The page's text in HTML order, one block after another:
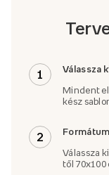
1 Válassza
Mindent
kész
2
Válassza
től 70x100